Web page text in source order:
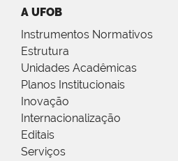
A UFOB
Instrumentos Normativos
Estrutura
Unidades Acadêmicas
Planos Institucionais
Inovação
Internacionalização
Editais
Serviços